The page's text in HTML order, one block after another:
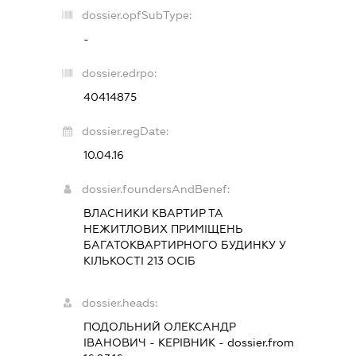
dossier.opfSubType:
-
dossier.edrpo:
40414875
dossier.regDate:
10.04.16
dossier.foundersAndBenef:
ВЛАСНИКИ КВАРТИР ТА
НЕЖИТЛОВИХ ПРИМІЩЕНЬ
БАГАТОКВАРТИРНОГО БУДИНКУ У
КІЛЬКОСТІ 213 ОСІБ
dossier.heads:
ПОДОЛЬНИЙ ОЛЕКСАНДР
ІВАНОВИЧ - КЕРІВНИК - dossier.from